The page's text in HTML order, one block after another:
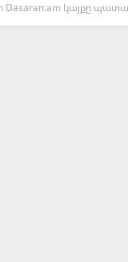
կայքը